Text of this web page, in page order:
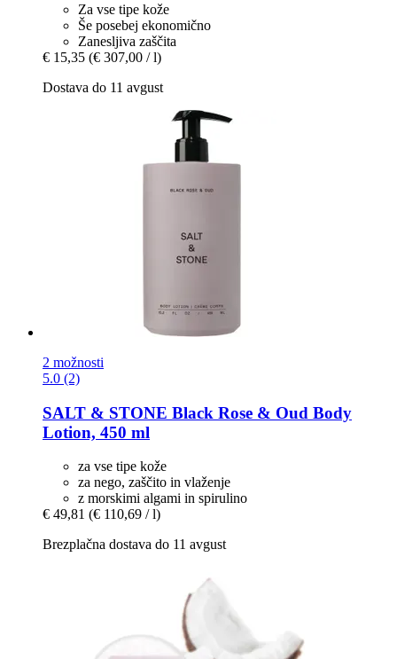
Za vse tipe kože
Še posebej ekonomično
Zanesljiva zaščita
€ 15,35 (€ 307,00 / l)
Dostava do 11 avgust
2 možnosti
5.0 (2)
SALT & STONE Black Rose & Oud Body
Lotion, 450 ml
za vse tipe kože
za nego, zaščito in vlaženje
z morskimi algami in spirulino
€ 49,81 (€ 110,69 / l)
Brezplačna dostava do 11 avgust